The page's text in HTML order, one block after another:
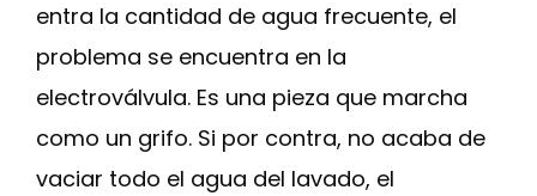
entra la cantidad de agua frecuente, el
problema se encuentra en la
electroválvula. Es una pieza que marcha
como un grifo. Si por contra, no acaba de
vaciar todo el agua del lavado, el